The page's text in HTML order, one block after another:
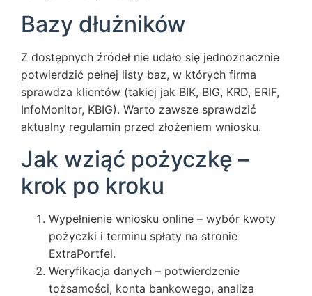
Bazy dłużników
Z dostępnych źródeł nie udało się jednoznacznie
potwierdzić pełnej listy baz, w których firma
sprawdza klientów (takiej jak BIK, BIG, KRD, ERIF,
InfoMonitor, KBIG). Warto zawsze sprawdzić
aktualny regulamin przed złożeniem wniosku.
Jak wziąć pożyczkę –
krok po kroku
Wypełnienie wniosku online – wybór kwoty
pożyczki i terminu spłaty na stronie
ExtraPortfel.
Weryfikacja danych – potwierdzenie
tożsamości, konta bankowego, analiza